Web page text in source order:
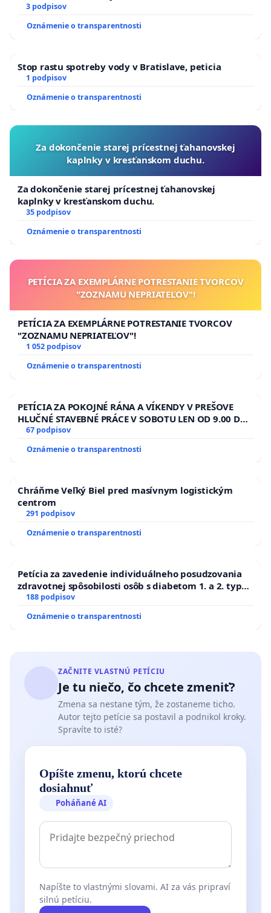
3 podpisov
Oznámenie o transparentnosti
Stop rastu spotreby vody v Bratislave, peticia
1 podpisov
Oznámenie o transparentnosti
Za dokončenie starej prícestnej ťahanovskej
kaplnky v kresťanskom duchu.
Za dokončenie starej prícestnej ťahanovskej
kaplnky v kresťanskom duchu.
35 podpisov
Oznámenie o transparentnosti
PETÍCIA ZA EXEMPLÁRNE POTRESTANIE TVORCOV
"ZOZNAMU NEPRIATEĽOV"!
PETÍCIA ZA EXEMPLÁRNE POTRESTANIE TVORCOV
"ZOZNAMU NEPRIATEĽOV"!
1 052 podpisov
Oznámenie o transparentnosti
PETÍCIA ZA POKOJNÉ RÁNA A VÍKENDY V PREŠOVE
HLUČNÉ STAVEBNÉ PRÁCE V SOBOTU LEN OD 9.00 DO
13.00 HOD., CEZ PRACOVNÝ TÝŽDEŇ CIEĽ 8.00 – 18.00
ĎUMBIERSKEJ/MAGU
67 podpisov
Oznámenie o transparentnosti
Chráňme Veľký Biel pred masívnym logistickým
centrom
291 podpisov
Oznámenie o transparentnosti
Petícia za zavedenie individuálneho posudzovania
zdravotnej spôsobilosti osôb s diabetom 1. a 2. typu
pri prijímaní do Policajného zboru SR
188 podpisov
Oznámenie o transparentnosti
ZAČNITE VLASTNÚ PETÍCIU
Je tu niečo, čo chcete zmeniť?
Zmena sa nestane tým, že zostaneme ticho.
Autor tejto petície sa postavil a podnikol kroky.
Spravíte to isté?
Opíšte zmenu, ktorú chcete
dosiahnuť
Poháňané AI
Napíšte to vlastnými slovami. AI za vás pripraví
silnú petíciu.